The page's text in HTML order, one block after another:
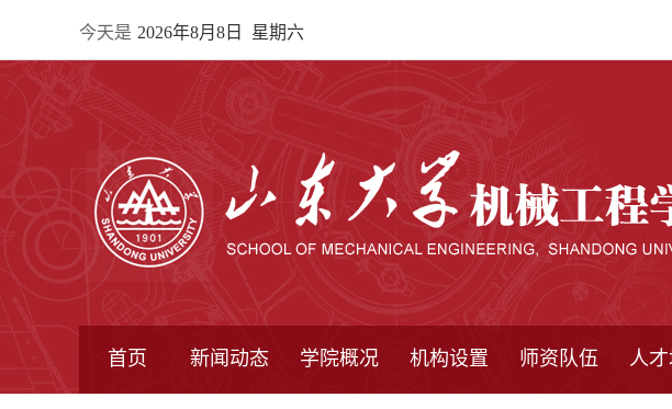
今天是 2026年8月8日 星期六
首页 新闻动态 学院概况 机构设置 师资队伍 人